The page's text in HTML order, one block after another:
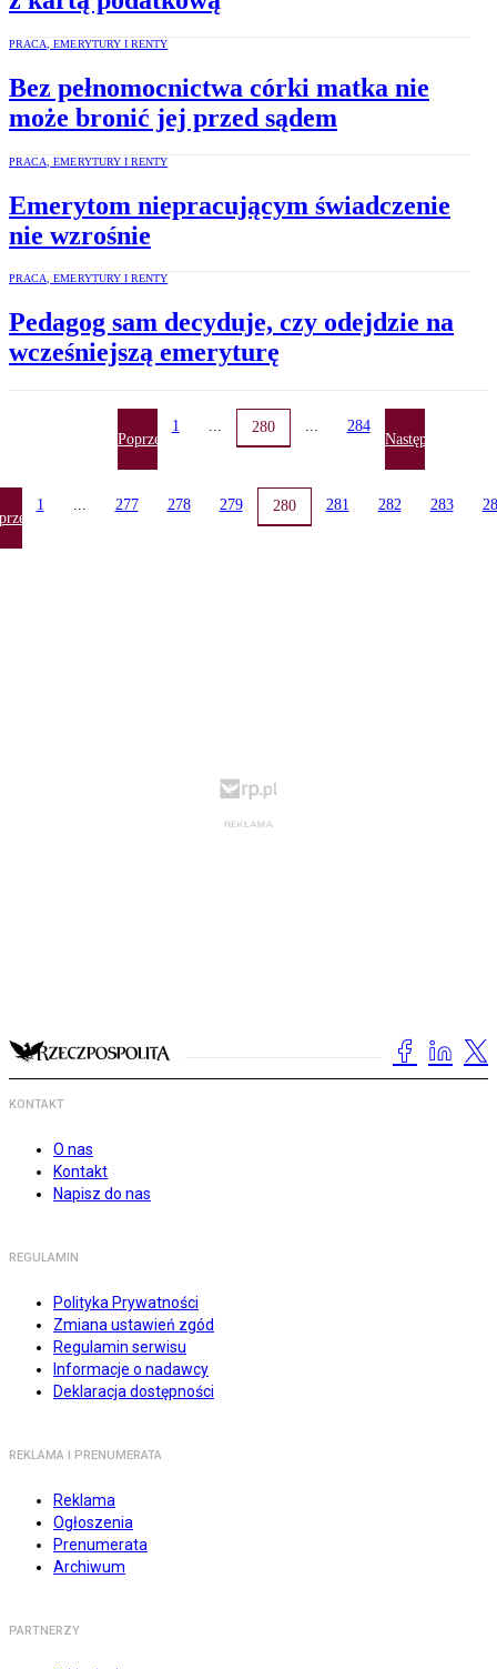
PRACA, EMERYTURY I RENTY
Bez pełnomocnictwa córki matka nie
może bronić jej przed sądem
PRACA, EMERYTURY I RENTY
Emerytom niepracującym świadczenie
nie wzrośnie
PRACA, EMERYTURY I RENTY
Pedagog sam decyduje, czy odejdzie na
wcześniejszą emeryturę
Poprzednia
1 ... 280 ... 284
Następna
1 ... 277 278 279 280 281 282 283
KONTAKT
O nas
Kontakt
Napisz do nas
REGULAMIN
Polityka Prywatności
Zmiana ustawień zgód
Regulamin serwisu
Informacje o nadawcy
Deklaracja dostępności
REKLAMA I PRENUMERATA
Reklama
Ogłoszenia
Prenumerata
Archiwum
PARTNERZY